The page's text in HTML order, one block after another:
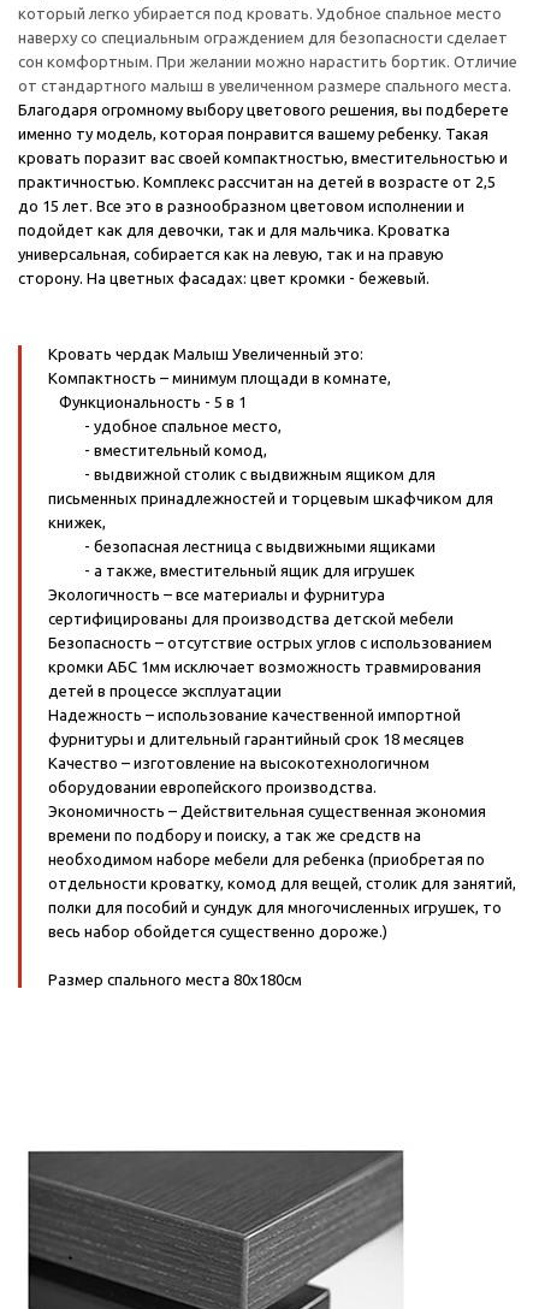
который легко убирается под кровать. Удобное спальное место
наверху со специальным ограждением для безопасности сделает
сон комфортным. При желании можно нарастить бортик. Отличие
от стандартного малыш в увеличенном размере спального места.
Благодаря огромному выбору цветового решения, вы подберете
именно ту модель, которая понравится вашему ребенку. Такая
кровать поразит вас своей компактностью, вместительностью и
практичностью. Комплекс рассчитан на детей в возрасте от 2,5
до 15 лет. Все это в разнообразном цветовом исполнении и
подойдет как для девочки, так и для мальчика. Кроватка
универсальная, собирается как на левую, так и на правую
сторону. На цветных фасадах: цвет кромки - бежевый.
Кровать чердак Малыш Увеличенный это:
Компактность – минимум площади в комнате,
Функциональность - 5 в 1
- удобное спальное место,
- вместительный комод,
- выдвижной столик с выдвижным ящиком для
письменных принадлежностей и торцевым шкафчиком для
книжек,
- безопасная лестница с выдвижными ящиками
- а также, вместительный ящик для игрушек
Экологичность – все материалы и фурнитура
сертифицированы для производства детской мебели
Безопасность – отсутствие острых углов с использованием
кромки АБС 1мм исключает возможность травмирования
детей в процессе эксплуатации
Надежность – использование качественной импортной
фурнитуры и длительный гарантийный срок 18 месяцев
Качество – изготовление на высокотехнологичном
оборудовании европейского производства.
Экономичность – Действительная существенная экономия
времени по подбору и поиску, а так же средств на
необходимом наборе мебели для ребенка (приобретая по
отдельности кроватку, комод для вещей, столик для занятий,
полки для пособий и сундук для многочисленных игрушек, то
весь набор обойдется существенно дороже.)
Размер спального места 80х180см